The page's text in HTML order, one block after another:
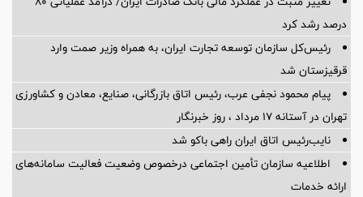
درصد رشد کرد
رئیس‌کل سازمان توسعه تجارت ایران، به همراه وزیر صمت وارد
قرقیزستان شد
پیام محمود نجفی عرب، رئیس اتاق بازرگانی، صنایع، معادن و کشاورزی
تهران در آستانه 17 مرداد ، روز خبرنگار
نایب‌رئیس اتاق ایران راهی باکو شد
اطلاعیه سازمان تأمین اجتماعی درخصوص وضعیت فعالیت سامانه‌های
ارائه خدمات